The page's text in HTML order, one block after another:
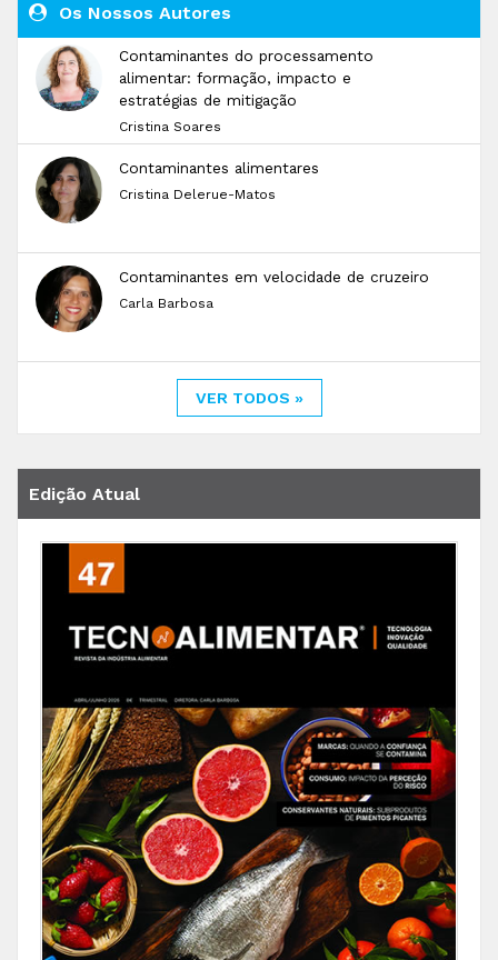
Os Nossos Autores
Contaminantes do processamento
alimentar: formação, impacto e
estratégias de mitigação
Cristina Soares
Contaminantes alimentares
Cristina Delerue-Matos
Contaminantes em velocidade de cruzeiro
Carla Barbosa
VER TODOS »
Edição Atual